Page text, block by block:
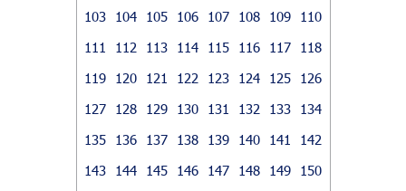
103
104 105 106 107 108 109
110
111
112 113 114 115 116 117
118
119
120 121 122 123 124 125
126
127
128 129 130 131 132 133
134
135
136 137 138 139 140 141
142
143
144 145 146 147 148 149
150